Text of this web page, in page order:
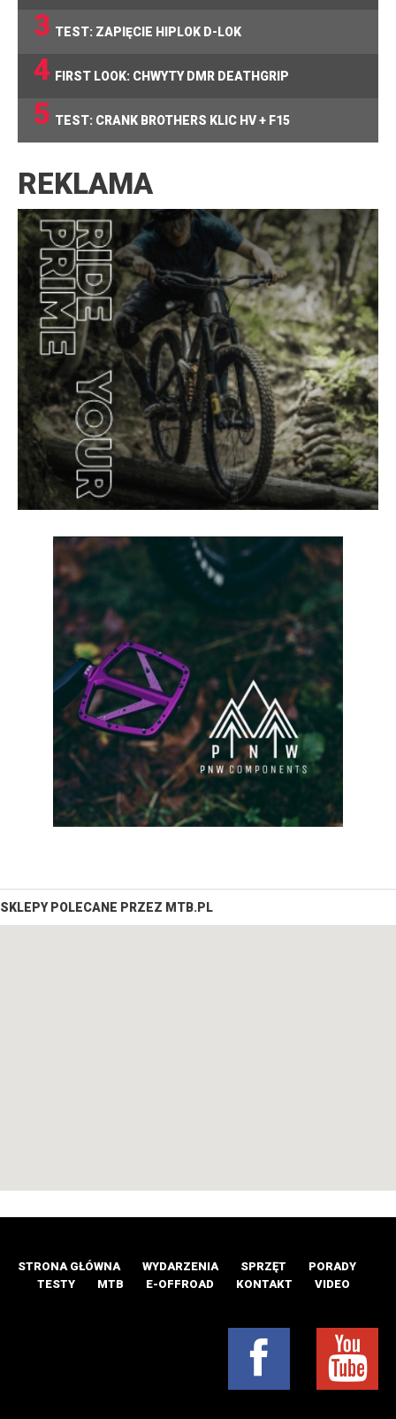
3 TEST: ZAPIĘCIE HIPLOK D-LOK
4 FIRST LOOK: CHWYTY DMR DEATHGRIP
5 TEST: CRANK BROTHERS KLIC HV + F15
REKLAMA
SKLEPY POLECANE PRZEZ MTB.PL
STRONA GŁÓWNA WYDARZENIA SPRZĘT
PORADY
TESTY
MTB E-OFFROAD KONTAKT VIDEO